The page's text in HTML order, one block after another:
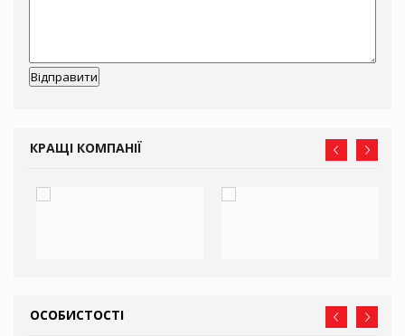
КРАЩІ КОМПАНІЇ
ОСОБИСТОСТІ